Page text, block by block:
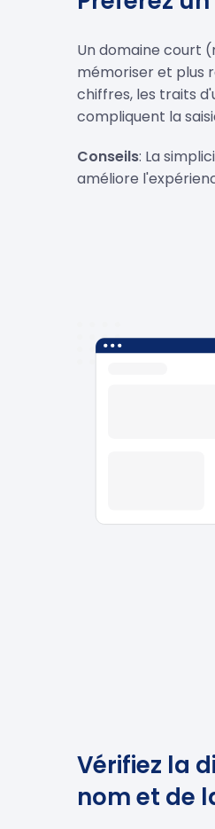
Un domaine court
mémoriser et plus
chiffres, les traits
compliquent la
Conseils: La
améliore
Vérifiez la
nom et de